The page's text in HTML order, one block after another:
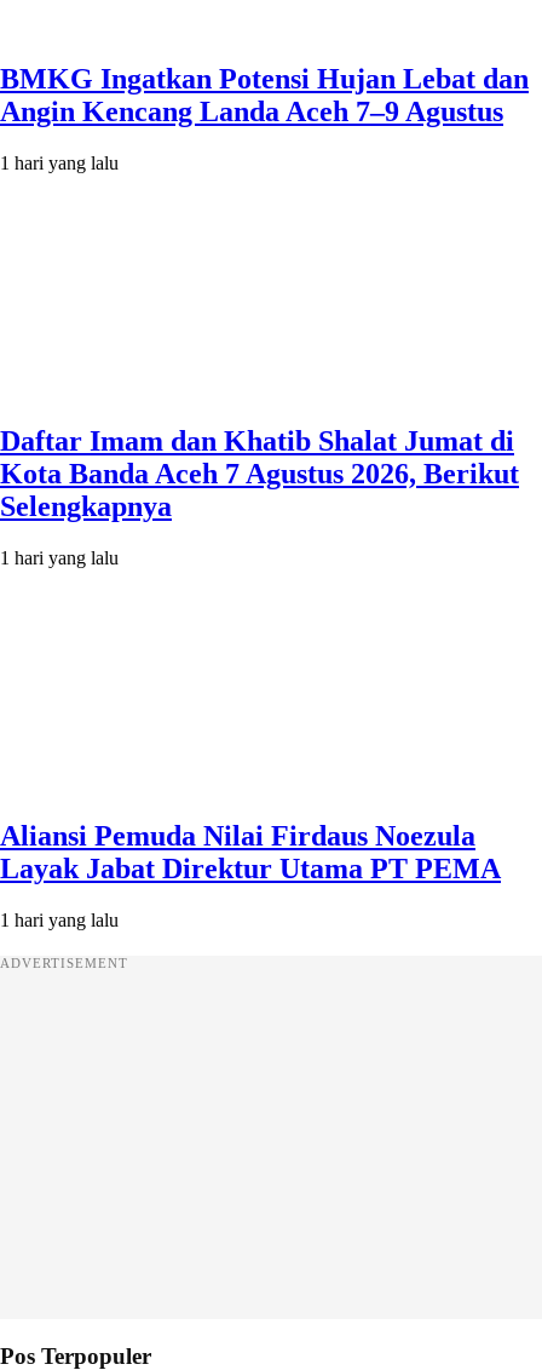
BMKG Ingatkan Potensi Hujan Lebat dan
Angin Kencang Landa Aceh 7–9 Agustus
1 hari yang lalu
Daftar Imam dan Khatib Shalat Jumat di
Kota Banda Aceh 7 Agustus 2026, Berikut
Selengkapnya
1 hari yang lalu
Aliansi Pemuda Nilai Firdaus Noezula
Layak Jabat Direktur Utama PT PEMA
1 hari yang lalu
ADVERTISEMENT
Pos Terpopuler